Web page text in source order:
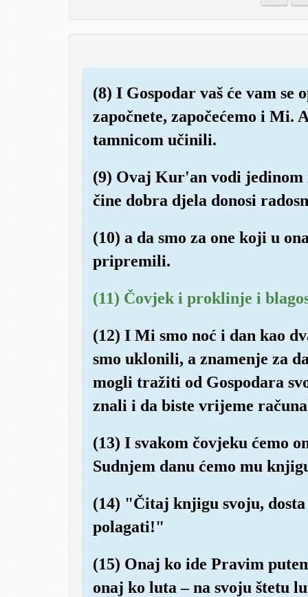
(8) I Gospodar vaš će vam se
započnete, započećemo i Mi.
tamnicom učinili.
(9) Ovaj Kur'an vodi
čine dobra djela donosi
(10) a da smo za one koji u
pripremili.
(11) Čovjek i proklinje i
(12) I Mi smo noć i dan kao
smo uklonili, a znamenje za
mogli tražiti od Gospodara
znali i da biste vrijeme
(13) I svakom čovjeku ćemo
Sudnjem danu ćemo mu
(14) "Čitaj knjigu svoju, dosta
polagati!"
(15) Onaj ko ide Pravim
onaj ko luta – na svoju štetu